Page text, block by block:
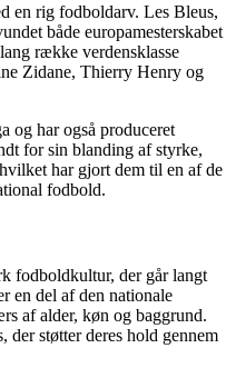
en rig fodboldarv. Les Bleus,
både europamesterskabet
række verdensklasse
Zidane, Thierry Henry og
og har også produceret
for sin blanding af styrke,
har gjort dem til en af de
fodbold.
fodboldkultur, der går langt
en del af den nationale
af alder, køn og baggrund.
der støtter deres hold gennem